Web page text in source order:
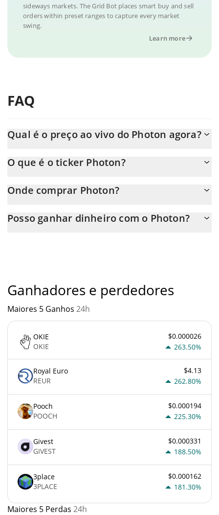
sideways markets. The Grid Bot places smart buy and sell
orders within preset ranges to capture every market
swing.
Learn more
FAQ
Qual é o preço ao vivo do Photon agora?
O que é o ticker Photon?
Onde comprar Photon?
transferência p2p. E a melhor maneira de trocar Photon é
Posso ganhar dinheiro com o Photon?
Ganhadores e perdedores
Maiores 5 Ganhos 24h
OKIE
OKIE
$0.000026
263.50%
Royal Euro
REUR
$4.13
262.80%
Pooch
POOCH
$0.000194
225.30%
Givest
GIVEST
$0.000331
188.50%
3place
3PLACE
$0.000162
181.30%
Maiores 5 Perdas 24h